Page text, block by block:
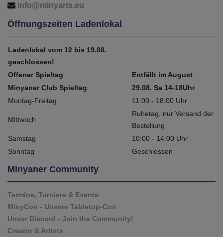
info@minyarts.eu
Öffnungszeiten Ladenlokal
Ladenlokal vom 12 bis 19.08.
geschlossen!
Offener Spieltag
Entfällt im August
Minyaner Club Spieltag
29.08. Sa 14-18Uhr
Montag-Freitag
11:00 - 18:00 Uhr
Mittwoch
Ruhetag, nur Versand der
Bestellung
Samstag
10:00 - 14:00 Uhr
Sonntag
Geschlossen
Minyaner Community
Termine, Turniere & Events
MinyCon - Unsere Tabletop-Con
Unser Discord - Join the Community!
Creator & Artists